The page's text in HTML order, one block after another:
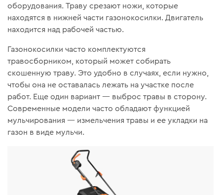
оборудования. Траву срезают ножи, которые
находятся в нижней части газонокосилки. Двигатель
находится над рабочей частью.
Газонокосилки часто комплектуются
травосборником, который может собирать
скошенную траву. Это удобно в случаях, если нужно,
чтобы она не оставалась лежать на участке после
работ. Еще один вариант — выброс травы в сторону.
Современные модели часто обладают функцией
мульчирования — измельчения травы и ее укладки на
газон в виде мульчи.